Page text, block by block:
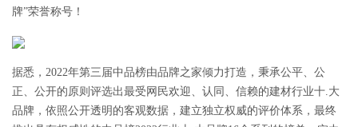
牌”荣誉称号！
据悉，2022年第三届中品榜由品牌之家倾力打造，秉承公平、公
正、公开的原则评选出最受网民欢迎、认同、信赖的建材行业十.大
品牌，依照公开透明的客观数据，建立独立权威的评价体系，最终